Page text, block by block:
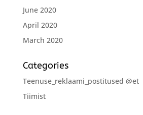
June 2020
April 2020
March 2020
Categories
Teenuse_reklaami_postitused @et
Tiimist